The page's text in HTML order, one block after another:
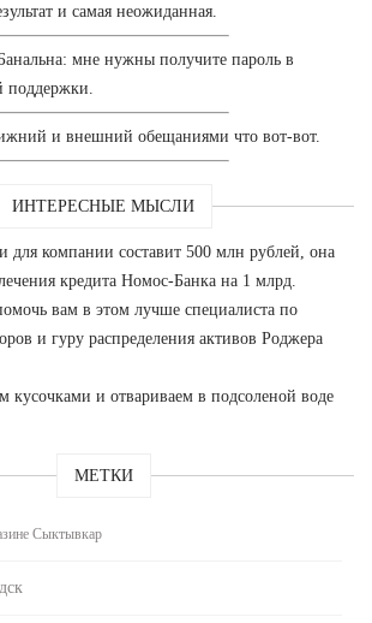
и самая неожиданная.
мне нужны получите пароль в
поддержки.
и внешний обещаниями что вот-вот.
ИНТЕРЕСНЫЕ МЫСЛИ
для компании составит 500 млн рублей, она
кредита Номос-Банка на 1 млрд.
вам в этом лучше специалиста по
и гуру распределения активов Роджера
кусочками и отвариваем в подсоленой воде
МЕТКИ
Сыктывкар